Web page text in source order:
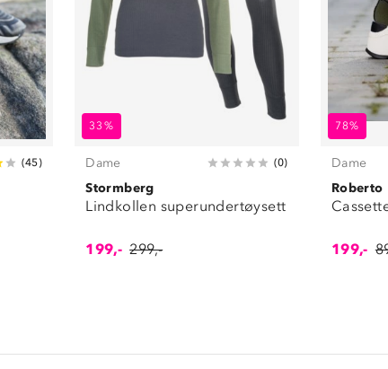
(45)
33%
Dame (0)
Stormberg
Lindkollen superundertøysett
199,- 299,-
78%
Dame
Roberto
199,-